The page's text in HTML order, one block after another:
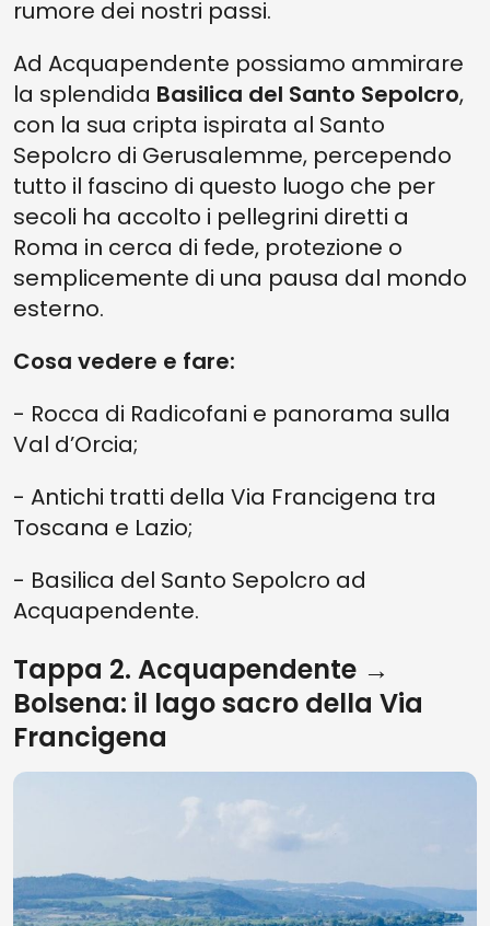
rumore dei nostri passi.
Ad Acquapendente possiamo ammirare
la splendida Basilica del Santo Sepolcro,
con la sua cripta ispirata al Santo
Sepolcro di Gerusalemme, percependo
tutto il fascino di questo luogo che per
secoli ha accolto i pellegrini diretti a
Roma in cerca di fede, protezione o
semplicemente di una pausa dal mondo
esterno.
Cosa vedere e fare:
- Rocca di Radicofani e panorama sulla
Val d’Orcia;
- Antichi tratti della Via Francigena tra
Toscana e Lazio;
- Basilica del Santo Sepolcro ad
Acquapendente.
Tappa 2. Acquapendente →
Bolsena: il lago sacro della Via
Francigena